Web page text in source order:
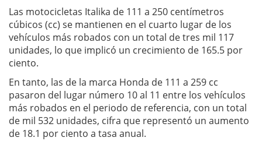
Las motocicletas Italika de 111 a 250 centímetros
cúbicos (cc) se mantienen en el cuarto lugar de los
vehículos más robados con un total de tres mil 117
unidades, lo que implicó un crecimiento de 165.5 por
ciento.
En tanto, las de la marca Honda de 111 a 259 cc
pasaron del lugar número 10 al 11 entre los vehículos
más robados en el periodo de referencia, con un total
de mil 532 unidades, cifra que representó un aumento
de 18.1 por ciento a tasa anual.